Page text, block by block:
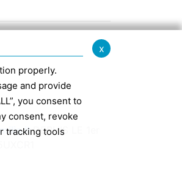
DEPUIS LE 1er
x
properly.
and provide
you consent to
consent, revoke
tracking tools